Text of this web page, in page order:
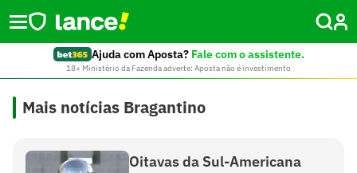
Ajuda com Aposta? Fale com o assistente.
18+ Ministério da Fazenda adverte: Aposta não é investimento
Mais notícias Bragantino
Oitavas da Sul-Americana